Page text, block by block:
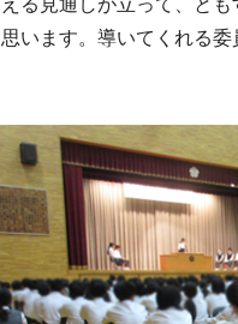
います。導いてくれる委